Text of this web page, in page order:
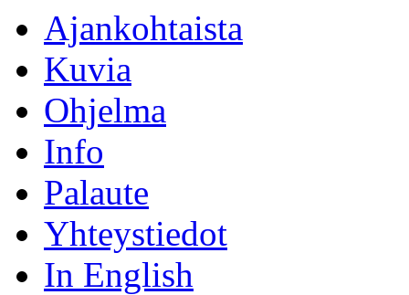
Ajankohtaista
Kuvia
Ohjelma
Info
Palaute
Yhteystiedot
In English